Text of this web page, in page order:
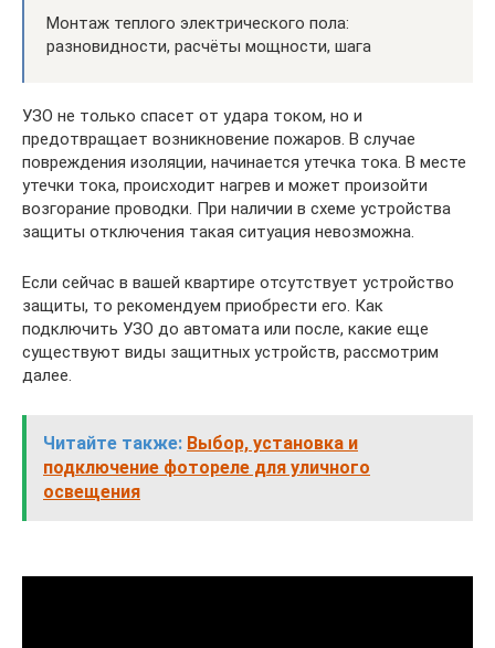
Монтаж теплого электрического пола:
разновидности, расчёты мощности, шага
УЗО не только спасет от удара током, но и
предотвращает возникновение пожаров. В случае
повреждения изоляции, начинается утечка тока. В месте
утечки тока, происходит нагрев и может произойти
возгорание проводки. При наличии в схеме устройства
защиты отключения такая ситуация невозможна.
Если сейчас в вашей квартире отсутствует устройство
защиты, то рекомендуем приобрести его. Как
подключить УЗО до автомата или после, какие еще
существуют виды защитных устройств, рассмотрим
далее.
Читайте также: Выбор, установка и
подключение фотореле для уличного
освещения